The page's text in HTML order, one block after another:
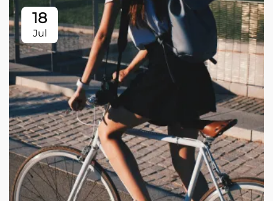
18
Jul